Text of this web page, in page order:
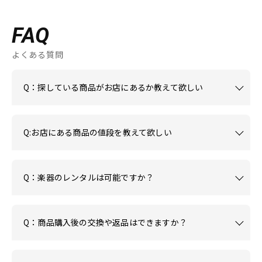
FAQ
よくある質問
Q：探している商品がお店にあるか教えて欲しい
Q:お店にある商品の値段を教えて欲しい
Q：楽器のレンタルは可能ですか？
Q：商品購入後の交換や返品はできますか？